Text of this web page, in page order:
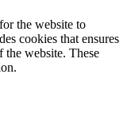
the website to
cookies that ensures
the website. These